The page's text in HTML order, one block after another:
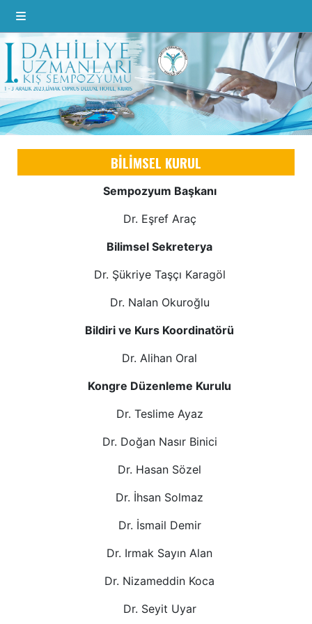
BİLİMSEL KURUL
Sempozyum Başkanı
Dr. Eşref Araç
Bilimsel Sekreterya
Dr. Şükriye Taşçı Karagöl
Dr. Nalan Okuroğlu
Bildiri ve Kurs Koordinatörü
Dr. Alihan Oral
Kongre Düzenleme Kurulu
Dr. Teslime Ayaz
Dr. Doğan Nasır Binici
Dr. Hasan Sözel
Dr. İhsan Solmaz
Dr. İsmail Demir
Dr. Irmak Sayın Alan
Dr. Nizameddin Koca
Dr. Seyit Uyar